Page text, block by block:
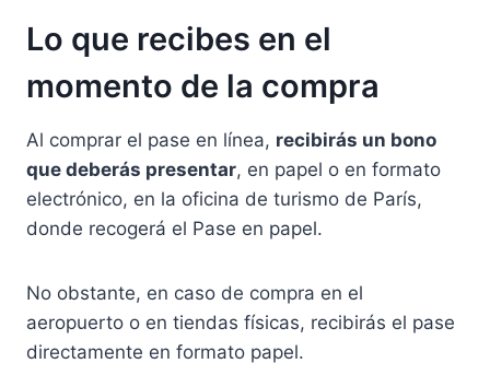
Lo que recibes en el
momento de la compra
Al comprar el pase en línea, recibirás un bono
que deberás presentar, en papel o en formato
electrónico, en la oficina de turismo de París,
donde recogerá el Pase en papel.
No obstante, en caso de compra en el
aeropuerto o en tiendas físicas, recibirás el pase
directamente en formato papel.